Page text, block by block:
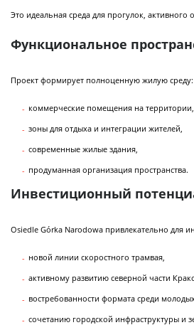
Это идеальная среда для прогулок, активного
Функциональное
Проект формирует полноценную жилую среду:
коммерческие помещения на территории,
зоны для отдыха и интеграции жителей,
современные жилые здания,
продуманная организация пространства.
Инвестиционный
Osiedle Górka Narodowa привлекательно для
новой линии скоростного трамвая,
активному развитию северной части
востребованности формата среди
сочетанию городской инфраструктуры и